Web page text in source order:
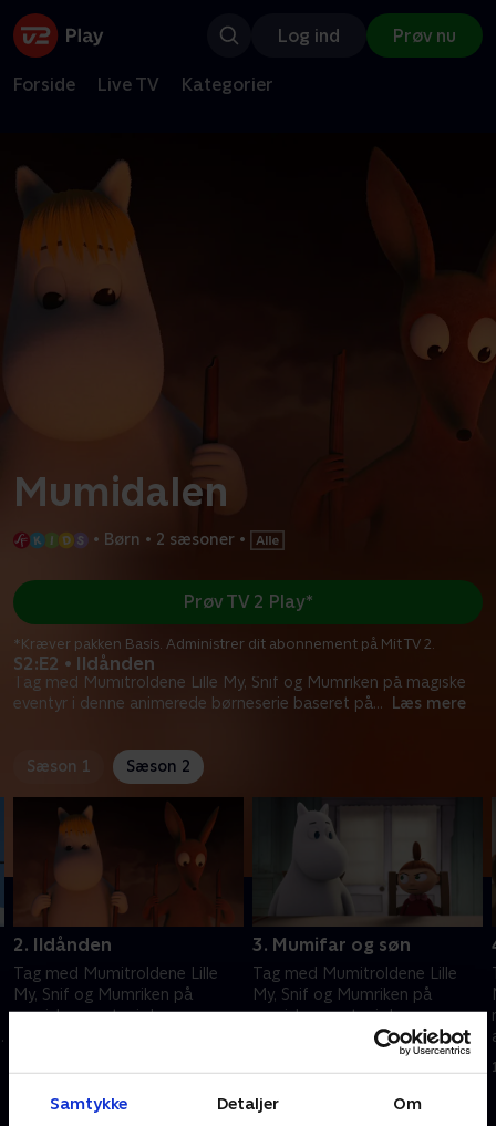
Samtykke Detaljer Om
Log ind Prøv nu
Forside Live TV Kategorier
Mumidalen
• Børn • 2 sæsoner •
S2:E2 • Ildånden
Tag med Mumitroldene Lille My, Snif og Mumriken på magiske
eventyr i denne animerede børneserie baseret på... Læs mere
Prøv TV 2 Play*
*Kræver pakken Basis. Administrer dit abonnement på Mit TV 2.
Sæson 1 Sæson 2
2. Ildånden
Tag med Mumitroldene Lille
My, Snif og Mumriken på
magiske eventyr i denne
bøger.
3. Mumifar og søn
Tag med Mumitroldene Lille
My, Snif og Mumriken på
magiske eventyr i denne
animerede børneserie baseret
på Tove Janssons fantastiske
bøger.